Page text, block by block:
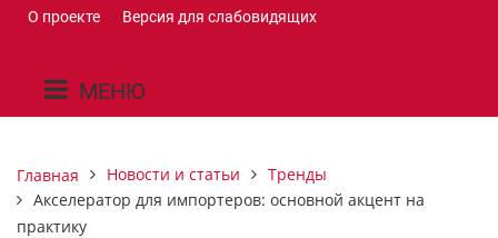
О проекте Версия для слабовидящих
МЕНЮ
Главная Новости и статьи
Тренды
Акселератор для импортеров: основной акцент на
практику